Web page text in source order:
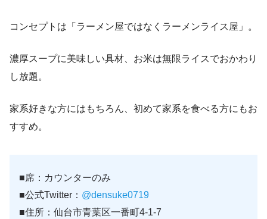
コンセプトは「ラーメン屋ではなくラーメンライス屋」。
濃厚スープに美味しい具材、お米は無限ライスでおかわり
し放題。
家系好きな方にはもちろん、初めて家系を食べる方にもお
すすめ。
■席：カウンターのみ
■公式Twitter： @densuke0719
■住所：仙台市青葉区一番町4-1-7